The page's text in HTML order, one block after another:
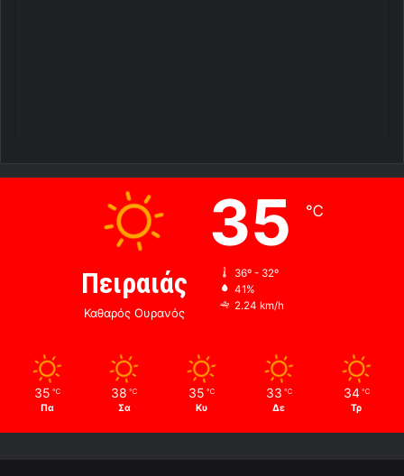
Πειραιάς
Καθαρός Ουρανός
35 ℃
36º - 32º
41%
2.24 km/h
35 ℃
Πα
38 ℃
Σα
35 ℃
Κυ
33 ℃
Δε
34 ℃
Τρ